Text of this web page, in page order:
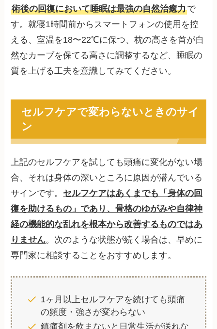
術後の回復において睡眠は最強の自然治癒力で
す。就寝1時間前からスマートフォンの使用を控
える、室温を18〜22℃に保つ、枕の高さを首が自
然なカーブを保てる高さに調整するなど、睡眠の
質を上げる工夫を意識してみてください。
セルフケアで変わらないときのサイ
ン
上記のセルフケアを試しても頭痛に変化がない場
合、それは身体の深いところに原因が潜んでいる
サインです。 セルフケアはあくまでも「身体の回
復を助けるもの」であり、骨格のゆがみや自律神
経の機能的な乱れを根本から改善するものではあ
りません。次のような状態が続く場合は、早めに
専門家に相談することをおすすめします。
1ヶ月以上セルフケアを続けても頭痛
の頻度・強さが変わらない
鎮痛剤を飲まないと日常生活が送れな